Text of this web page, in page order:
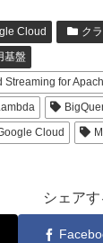
Cloud ク
基盤
Streaming for
Cloud
シェアす